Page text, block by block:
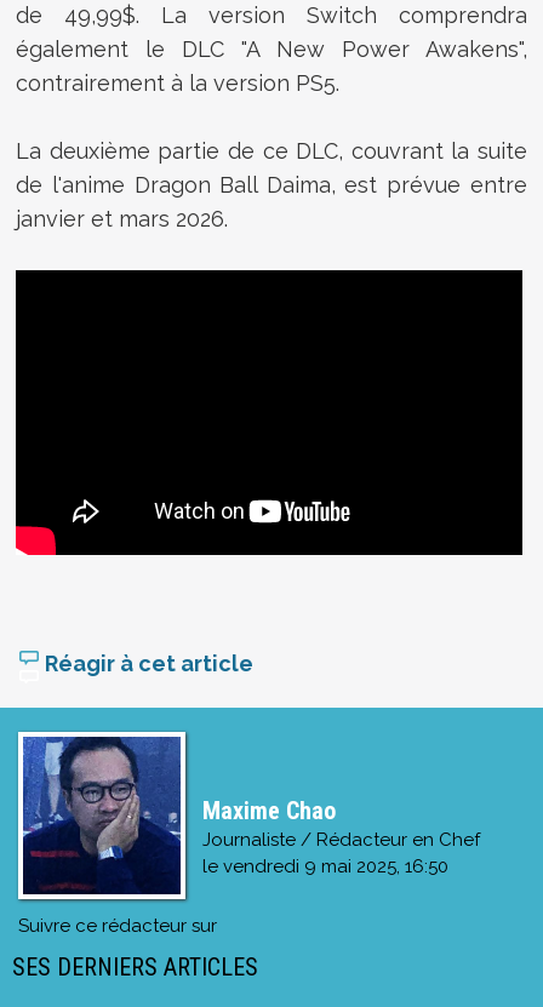
de 49,99$. La version Switch comprendra
également le DLC "A New Power Awakens",
contrairement à la version PS5.
La deuxième partie de ce DLC, couvrant la suite
de l'anime Dragon Ball Daima, est prévue entre
janvier et mars 2026.
Réagir à cet article
Maxime Chao
Journaliste / Rédacteur en Chef
le vendredi 9 mai 2025, 16:50
Suivre ce rédacteur sur
SES DERNIERS ARTICLES